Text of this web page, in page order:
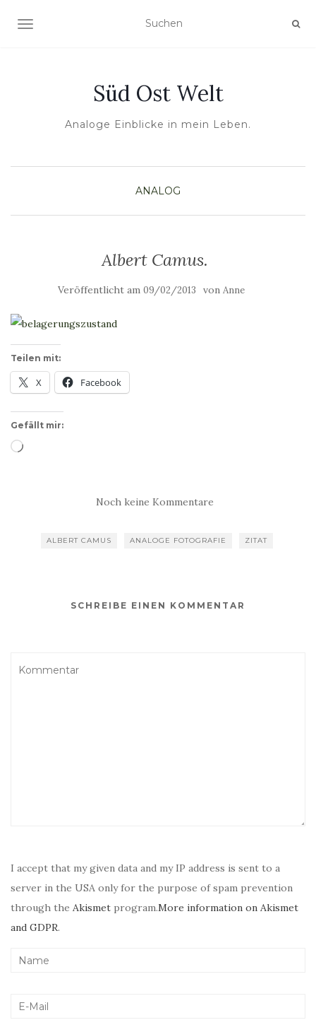
NAVIGATION UMSCHALTEN
Süd Ost Welt
Analoge Einblicke in mein Leben.
ANALOG
Albert Camus.
Veröffentlicht am 09/02/2013 von Anne
Teilen mit:
X Facebook
Gefällt mir:
Wird
Noch keine Kommentare
ALBERT CAMUS ANALOGE FOTOGRAFIE ZITAT
SCHREIBE EINEN KOMMENTAR
I accept that my given data and my IP address is sent to a
server in the USA only for the purpose of spam prevention
through the Akismet program.More information on Akismet
and GDPR.